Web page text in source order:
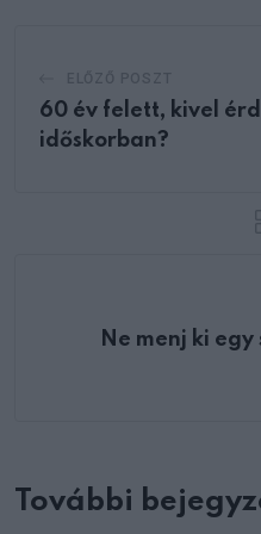
60 év felett, kivel
időskorban?
Ne menj ki
További